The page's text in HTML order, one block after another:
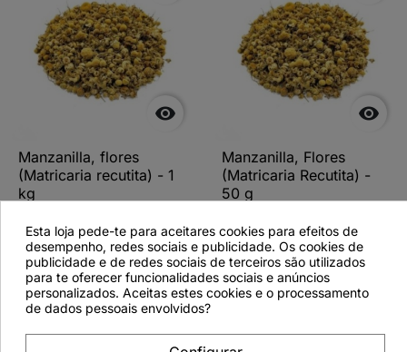

Manzanilla, flores
(Matricaria recutita) - 1
kg
Ver más detalles

Manzanilla, Flores
(Matricaria Recutita) -
50 g
Ver más detalles
Esta loja pede-te para aceitares cookies para efeitos de
desempenho, redes sociais e publicidade. Os cookies de
publicidade e de redes sociais de terceiros são utilizados
para te oferecer funcionalidades sociais e anúncios
personalizados. Aceitas estes cookies e o processamento
de dados pessoais envolvidos?